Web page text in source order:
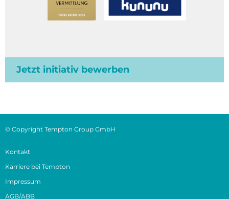
Jetzt initiativ bewerben
© Copyright Tempton Group GmbH
Kontakt
Karriere bei Tempton
Impressum
AGB/ABB